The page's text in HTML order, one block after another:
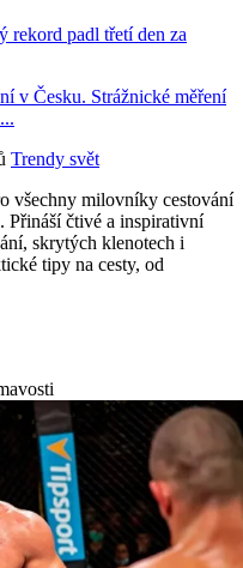
rekord padl třetí den za
v Česku. Strážnické měření
Trendy svět
všechny milovníky cestování
Přináší čtivé a inspirativní
skrytých klenotech i
tipy na cesty, od